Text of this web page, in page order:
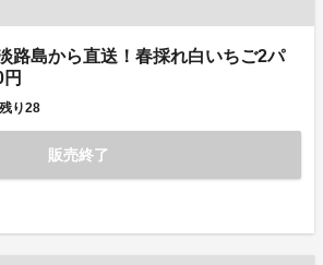
路島から直送！春採れ白いちご2パ
残り28
販売終了